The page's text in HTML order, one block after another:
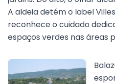
A aldeia detém o label
reconhece o cuidado
espaços verdes nas áreas